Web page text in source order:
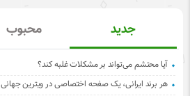
جدید محبوب
آیا محتشم می‌تواند بر مشکلات غلبه کند؟
هر برند ایرانی، یک صفحه اختصاصی در ویترین جهانی Madeiniran